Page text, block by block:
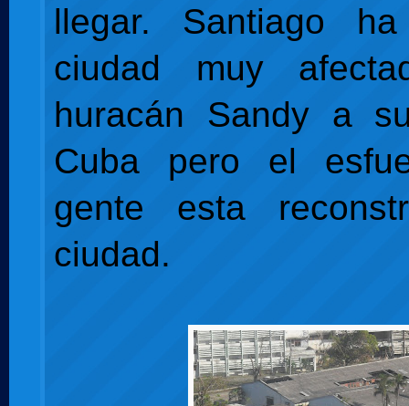
llegar. Santiago
ciudad muy
huracán Sandy a
Cuba pero el
gente esta
ciudad.